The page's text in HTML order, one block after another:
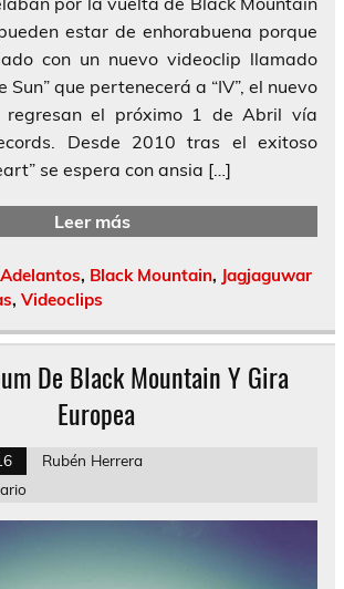
estar de enhorabuena porque
con un nuevo videoclip llamado
Sun” que pertenecerá a “IV”, el nuevo
el próximo 1 de Abril vía
Desde 2010 tras el exitoso
se espera con ansia […]
Leer más
Adelantos, Black Mountain, Jagjaguwar
, Videoclips
De Black Mountain Y Gira
Europea
Rubén Herrera